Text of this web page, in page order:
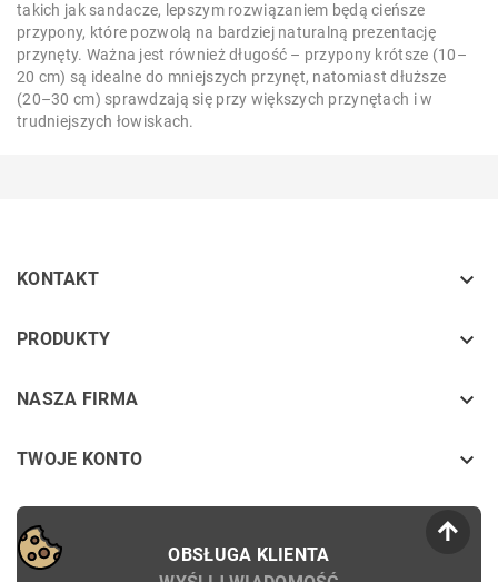
takich jak sandacze, lepszym rozwiązaniem będą cieńsze
przypony, które pozwolą na bardziej naturalną prezentację
przynęty. Ważna jest również długość – przypony krótsze (10–
20 cm) są idealne do mniejszych przynęt, natomiast dłuższe
(20–30 cm) sprawdzają się przy większych przynętach i w
trudniejszych łowiskach.
KONTAKT 
PRODUKTY keyboard_arrow_down
NASZA FIRMA keyboard_arrow_down
TWOJE KONTO 
OBSŁUGA KLIENTA